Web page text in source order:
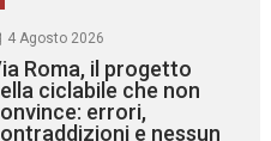
4 Agosto 2026
Roma, il progetto
ciclabile che non
errori,
e nessun